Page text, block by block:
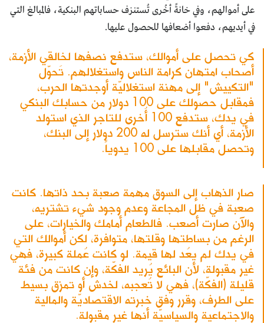
على أموالهم، وفي خانةً أخُرى تُستنزف حساباتهم البنكية، فالمبالغ التي
في أيديهم، دفعوا أضعافها للحصول عليها.
كي تحصل على أموالك، ستدفع نصفها لخالقي الأزمة،
أصحاب امتهان كرامة الناس واستغلالهم. تَحوّل
"التكييش" إلى مهنة استغلاليّة أوجدتها الحرب،
فمقابل حصولك على 100 دولار من حسابك البنكي
في يدك، ستدفع 100 أُخرى للتاجر الذي استولد
الأزمة، أي أنك سترسل له 200 دولار إلى البنك،
وتحصل مقابلها على 100 يدوياً.
صار الذهاب إلى السوق مهمة صعبة بحد ذاتها. كانت
صعبة في ظل المجاعة وعدم وجود شيء تشتريه،
والآن صارت أصعب. فالطعام أمامك والخيارات، على
الرغم من بساطتها وقلتها، متوافرة، لكن أموالك التي
في يدك لم يعُد لها قيمة. لو كانت عُملة كبيرة، فهي
غير مقبولة، لأن البائع يُريد الفكّة، وإن كانت من فئة
قليلة (الفكّة)، فهي لا تُعجبه، لخدش أو تمزق بسيط
على الطرف، وقرر وفق خبرته الاقتصاديّة والمالية
والاجتماعية والسياسيّة أنها غير مقبولة.